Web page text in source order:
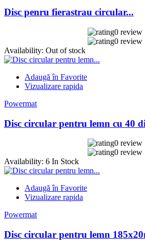
Disc penru fierastrau circular...
0 review
0 review
Availability: Out of stock
Adaugă în Favorite
Vizualizare rapida
Powermat
Disc circular pentru lemn cu 40
0 review
0 review
Availability: 6 In Stock
Adaugă în Favorite
Vizualizare rapida
Powermat
Disc circular pentru lemn